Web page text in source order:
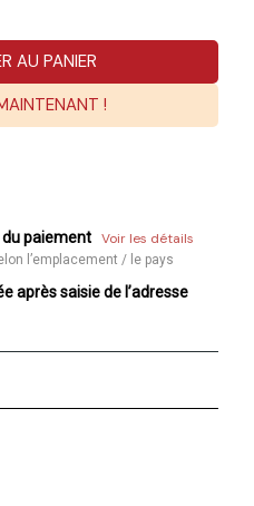
AU PANIER
!
du paiement Voir les détails
l’emplacement / le pays
après saisie de l’adresse